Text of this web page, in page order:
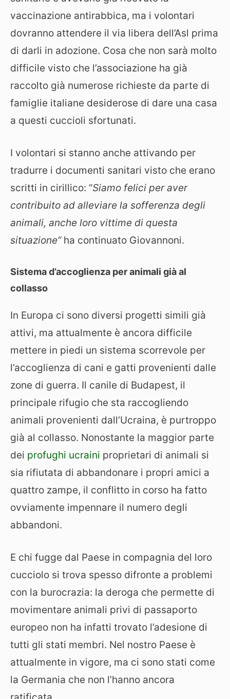
vaccinazione antirabbica, ma i volontari
dovranno attendere il via libera dell’Asl prima
di darli in adozione. Cosa che non sarà molto
difficile visto che l’associazione ha già
raccolto già numerose richieste da parte di
famiglie italiane desiderose di dare una casa
a questi cuccioli sfortunati.
I volontari si stanno anche attivando per
tradurre i documenti sanitari visto che erano
scritti in cirillico: “Siamo felici per aver
contribuito ad alleviare la sofferenza degli
animali, anche loro vittime di questa
situazione”ha continuato Giovannoni.
Sistema d’accoglienza per animali già al
collasso
In Europa ci sono diversi progetti simili già
attivi, ma attualmente è ancora difficile
mettere in piedi un sistema scorrevole per
l’accoglienza di cani e gatti provenienti dalle
zone di guerra. Il canile di Budapest, il
principale rifugio che sta raccogliendo
animali provenienti dall’Ucraina, è purtroppo
già al collasso. Nonostante la maggior parte
dei profughi ucraini proprietari di animali si
sia rifiutata di abbandonare i propri amici a
quattro zampe, il conflitto in corso ha fatto
ovviamente impennare il numero degli
abbandoni.
E chi fugge dal Paese in compagnia del loro
cucciolo si trova spesso difronte a problemi
con la burocrazia: la deroga che permette di
movimentare animali privi di passaporto
europeo non ha infatti trovato l’adesione di
tutti gli stati membri. Nel nostro Paese è
attualmente in vigore, ma ci sono stati come
la Germania che non l’hanno ancora